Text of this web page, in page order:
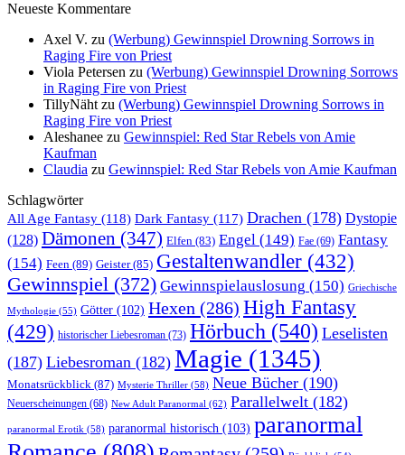
Neueste Kommentare
Axel V. zu (Werbung) Gewinnspiel Drowning Sorrows in
Raging Fire von Priest
Viola Petersen zu (Werbung) Gewinnspiel Drowning Sorrows
in Raging Fire von Priest
TillyNäht zu (Werbung) Gewinnspiel Drowning Sorrows in
Raging Fire von Priest
Aleshanee zu Gewinnspiel: Red Star Rebels von Amie
Kaufman
Claudia zu Gewinnspiel: Red Star Rebels von Amie Kaufman
Schlagwörter
All Age Fantasy (118) Dark Fantasy (117) Drachen (178) Dystopie
(128) Dämonen (347) Elfen (83) Engel (149) Fae (69) Fantasy
(154) Feen (89) Geister(85) Gestaltenwandler (432)
Gewinnspiel (372) Gewinnspielauslosung (150) Griechische
Mythologie (55) Götter (102) Hexen (286) High Fantasy
(429) historischer Liebesroman (73) Hörbuch (540) Leselisten
(187) Liebesroman (182) Magie (1345)
Monatsrückblick (87) Mysterie Thriller (58) Neue Bücher (190)
Neuerscheinungen (68) New Adult Paranormal (62) Parallelwelt (182)
paranormal Erotik (58) paranormal historisch (103) paranormal